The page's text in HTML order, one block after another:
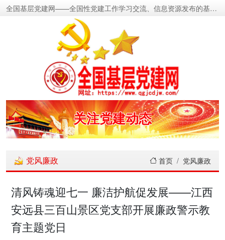
全国基层党建网——全国性党建工作学习交流、信息资源发布的基层党建新闻门户网
密切党群关系
传递党的声音
关注党建动态
传播党建理论
党风廉政 首页 党风廉政
清风铸魂迎七一 廉洁护航促发展——江西
安远县三百山景区党支部开展廉政警示教
育主题党日